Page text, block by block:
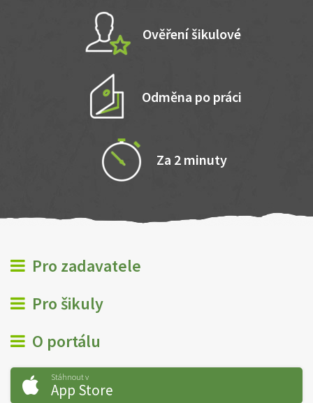
Ověření šikulové
Odměna po práci
Za 2 minuty
Pro zadavatele
Pro šikuly
O portálu
Stáhnout v
App Store